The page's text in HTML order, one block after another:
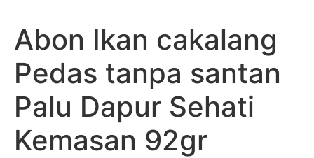
Abon Ikan cakalang
Pedas tanpa santan
Palu Dapur Sehati
Kemasan 92gr